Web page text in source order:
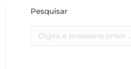
Pesquisar